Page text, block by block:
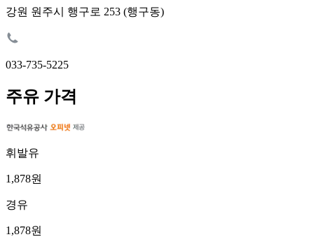
강원 원주시 행구로 253 (행구동)
033-735-5225
주유 가격
휘발유
1,878원
경유
1,878원